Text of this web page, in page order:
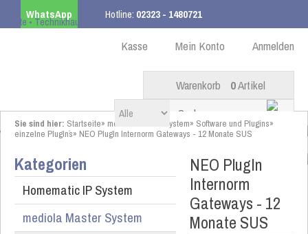
WhatsApp Hotline: 02323 - 1480721
ab 99,00 € innerhalb DE Anmelden
Mein Konto
Kasse
Warenkorb 0Artikel
Sie sind hier: Startseite» mediola Master System» Software und Plugins»
einzelne PlugIn´s» NEO PlugIn Internorm Gateways - 12 Monate SUS
Kategorien
Homematic IP System
mediola Master System
NEO PlugIn
Internorm
Gateways - 12
Monate SUS